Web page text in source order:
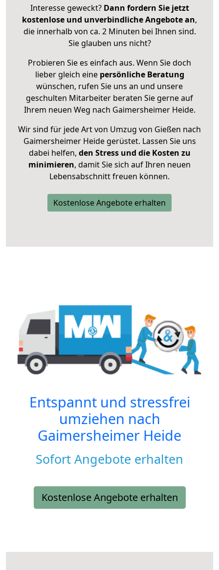
Interesse geweckt? Dann fordern Sie jetzt
kostenlose und unverbindliche Angebote an,
die innerhalb von ca. 2 Minuten bei Ihnen sind.
Sie glauben uns nicht?
Probieren Sie es einfach aus. Wenn Sie doch
lieber gleich eine persönliche Beratung
wünschen, rufen Sie uns an und unsere
geschulten Mitarbeiter beraten Sie gerne auf
Ihrem neuen Weg nach Gaimersheimer Heide.
Wir sind für jede Art von Umzug von Gießen nach
Gaimersheimer Heide gerüstet. Lassen Sie uns
dabei helfen, den Stress und die Kosten zu
minimieren, damit Sie sich auf Ihren neuen
Lebensabschnitt freuen können.
Kostenlose Angebote erhalten
Entspannt und stressfrei
umziehen nach
Gaimersheimer Heide
Sofort Angebote erhalten
Kostenlose Angebote erhalten